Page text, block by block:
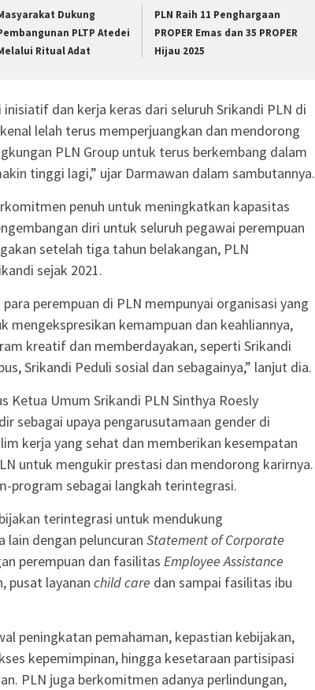
Dukung
PLTP Atedei
Ritual Adat
PLN Raih 11 Penghargaan
PROPER Emas dan 35 PROPER
Hijau 2025
inisiatif dan kerja keras dari seluruh Srikandi PLN di
lelah terus memperjuangkan dan mendorong
PLN Group untuk terus berkembang dalam
tinggi lagi,” ujar Darmawan dalam sambutannya.
penuh untuk meningkatkan kapasitas
diri untuk seluruh pegawai perempuan
setelah tiga tahun belakangan, PLN
sejak 2021.
perempuan di PLN mempunyai organisasi yang
mengekspresikan kemampuan dan keahliannya,
kreatif dan memberdayakan, seperti Srikandi
Srikandi Peduli sosial dan sebagainya,” lanjut dia.
Ketua Umum Srikandi PLN Sinthya Roesly
sebagai upaya pengarusutamaan gender di
kerja yang sehat dan memberikan kesempatan
untuk mengukir prestasi dan mendorong karirnya.
program sebagai langkah terintegrasi.
terintegrasi untuk mendukung
lain dengan peluncuran Statement of Corporate
perempuan dan fasilitas Employee Assistance
pusat layanan child care dan sampai fasilitas ibu
peningkatan pemahaman, kepastian kebijakan,
kepemimpinan, hingga kesetaraan partisipasi
PLN juga berkomitmen adanya perlindungan,